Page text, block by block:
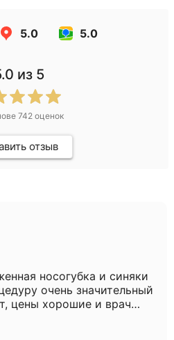
5.0 5.0
из 5
742 оценок
отзыв
носогубка и синяки
очень значительный
цены хорошие и врач
очень хорошие дает,